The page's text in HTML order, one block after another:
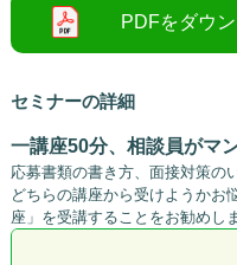
セミナーの詳細
一講座50分、相談員がマ
応募書類の書き方、面接対策の
どちらの講座から受けようかお
座」を受講することをお勧めし